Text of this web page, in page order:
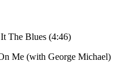
The Blues (4:46)
Me (with George Michael)